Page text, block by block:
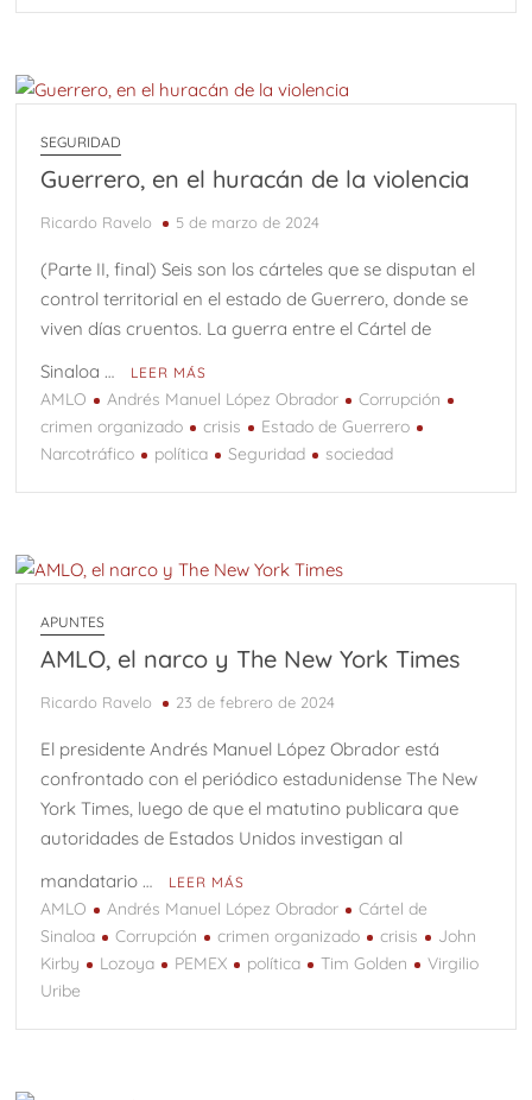
SEGURIDAD
Guerrero, en el huracán de la violencia
Ricardo Ravelo 5 de marzo de 2024
(Parte II, final) Seis son los cárteles que se disputan el
control territorial en el estado de Guerrero, donde se
viven días cruentos. La guerra entre el Cártel de
Sinaloa …
LEER MÁS
AMLO Andrés Manuel López Obrador
Corrupción
crimen organizado
crisis
Estado de Guerrero
Narcotráfico
política Seguridad sociedad
APUNTES
AMLO, el narco y The New York Times
Ricardo Ravelo 23 de febrero de 2024
El presidente Andrés Manuel López Obrador está
confrontado con el periódico estadunidense The New
York Times, luego de que el matutino publicara que
autoridades de Estados Unidos investigan al
mandatario …
LEER MÁS
AMLO Andrés Manuel López Obrador
Cártel de
Sinaloa
Corrupción crimen organizado crisis
John
Kirby
Lozoya PEMEX política Tim Golden
Virgilio
Uribe